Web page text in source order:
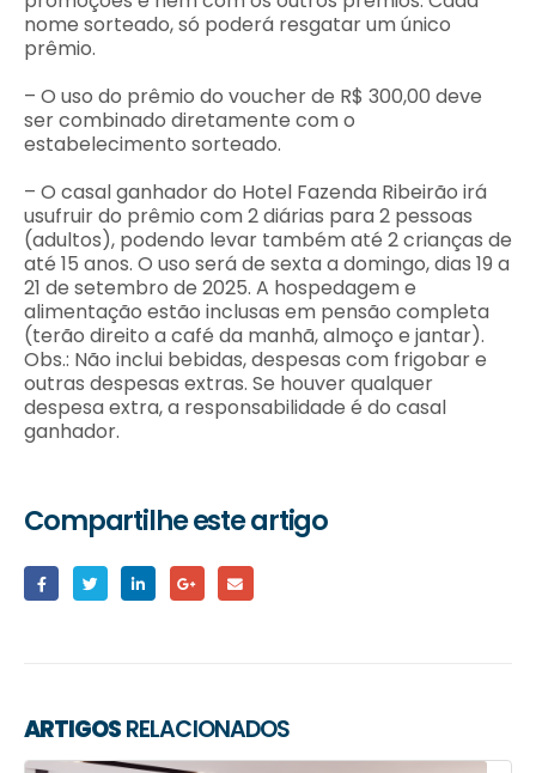
nome sorteado, só poderá resgatar um único
prêmio.
– O uso do prêmio do voucher de R$ 300,00 deve
ser combinado diretamente com o
estabelecimento sorteado.
– O casal ganhador do Hotel Fazenda Ribeirão irá
usufruir do prêmio com 2 diárias para 2 pessoas
(adultos), podendo levar também até 2 crianças de
até 15 anos. O uso será de sexta a domingo, dias 19 a
21 de setembro de 2025. A hospedagem e
alimentação estão inclusas em pensão completa
(terão direito a café da manhã, almoço e jantar).
Obs.: Não inclui bebidas, despesas com frigobar e
outras despesas extras. Se houver qualquer
despesa extra, a responsabilidade é do casal
ganhador.
Compartilhe este artigo
ARTIGOSRELACIONADOS